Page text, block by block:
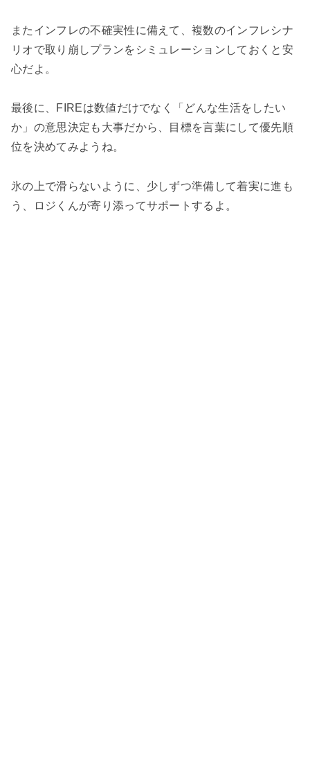
またインフレの不確実性に備えて、複数のインフレシナ
リオで取り崩しプランをシミュレーションしておくと安
心だよ。
最後に、FIREは数値だけでなく「どんな生活をしたい
か」の意思決定も大事だから、目標を言葉にして優先順
位を決めてみようね。
氷の上で滑らないように、少しずつ準備して着実に進も
う、ロジくんが寄り添ってサポートするよ。